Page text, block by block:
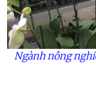
Ngành nông